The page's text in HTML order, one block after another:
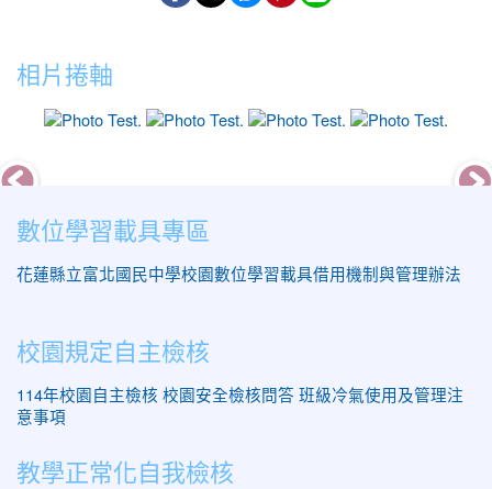
相片捲軸
photo-9 photo-11 photo-10
數位學習載具專區
花蓮縣立富北國民中學校園數位學習載具借用機制與管理辦法
校園規定自主檢核
114年校園自主檢核 校園安全檢核問答 班級冷氣使用及管理注
意事項
教學正常化自我檢核